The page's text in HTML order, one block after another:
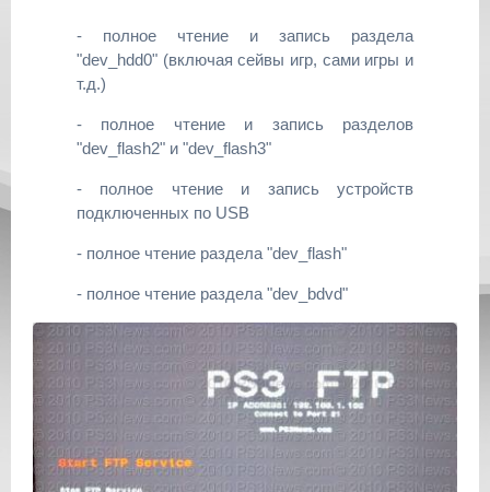
- полное чтение и запись раздела
"dev_hdd0" (включая сейвы игр, сами игры и
т.д.)
- полное чтение и запись разделов
"dev_flash2" и "dev_flash3"
- полное чтение и запись устройств
подключенных по USB
- полное чтение раздела "dev_flash"
- полное чтение раздела "dev_bdvd"